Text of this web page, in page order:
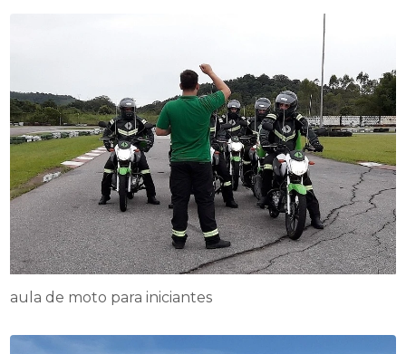
aula de moto para iniciantes